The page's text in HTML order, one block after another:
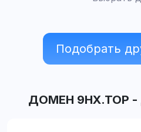
Подобрать
ДОМЕН 9HX.TOP -